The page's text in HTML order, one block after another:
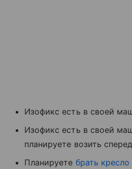
Изофикс есть в своей
Изофикс есть в своей
планируете возить
Планируете брать